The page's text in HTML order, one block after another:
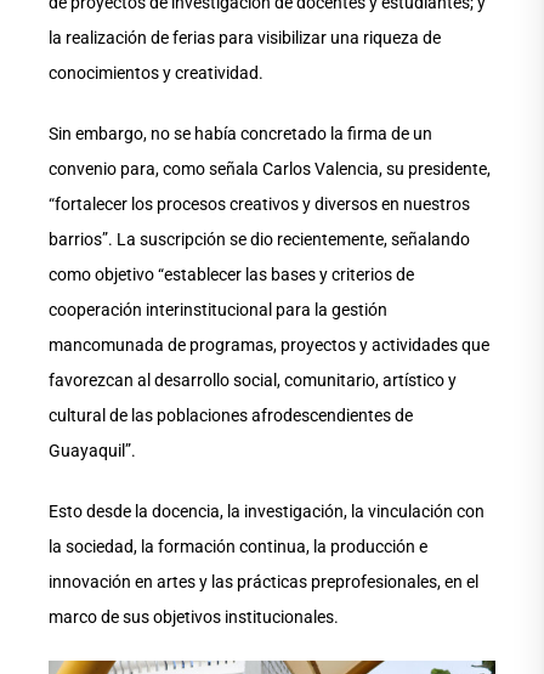
la realización de ferias para visibilizar una riqueza de
conocimientos y creatividad.
Sin embargo, no se había concretado la firma de un
convenio para, como señala Carlos Valencia, su presidente,
“fortalecer los procesos creativos y diversos en nuestros
barrios”. La suscripción se dio recientemente, señalando
como objetivo “establecer las bases y criterios de
cooperación interinstitucional para la gestión
mancomunada de programas, proyectos y actividades que
favorezcan al desarrollo social, comunitario, artístico y
cultural de las poblaciones afrodescendientes de
Guayaquil”.
Esto desde la docencia, la investigación, la vinculación con
la sociedad, la formación continua, la producción e
innovación en artes y las prácticas preprofesionales, en el
marco de sus objetivos institucionales.